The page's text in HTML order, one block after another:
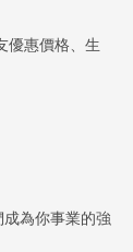
優惠價格、生
為你事業的強